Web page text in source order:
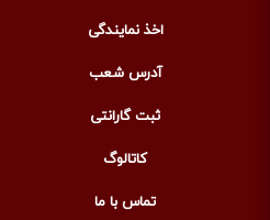
اخذ نمایندگی
آدرس شعب
ثبت گارانتی
کاتالوگ
تماس با ما